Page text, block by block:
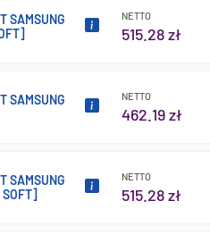
SAMSUNG
NETTO
515.28 zł
SAMSUNG
NETTO
462.19 zł
SAMSUNG
NETTO
515.28 zł